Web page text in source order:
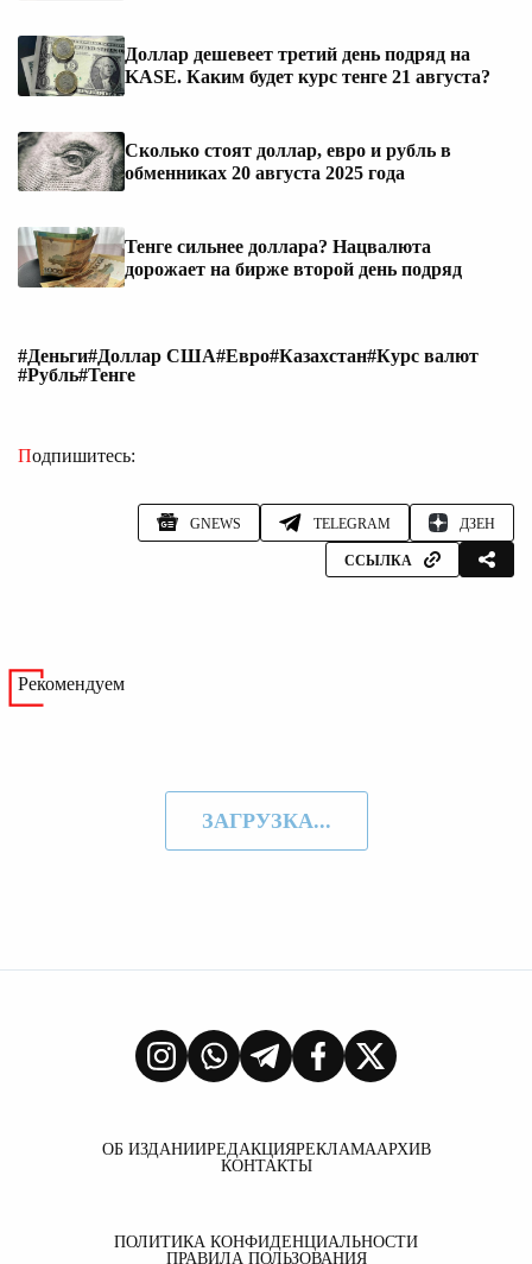
Доллар дешевеет третий день подряд на
KASE. Каким будет курс тенге 21 августа?
Сколько стоят доллар, евро и рубль в
обменниках 20 августа 2025 года
Тенге сильнее доллара? Нацвалюта
дорожает на бирже второй день подряд
#Деньги#Доллар США#Евро#Казахстан#Курс валют
#Рубль#Тенге
Подпишитесь:
GNEWS TELEGRAM ДЗЕН
ССЫЛКА
Рекомендуем
ЗАГРУЗКА...
ОБ ИЗДАНИИРЕДАКЦИЯРЕКЛАМААРХИВ
КОНТАКТЫ
ПОЛИТИКА КОНФИДЕНЦИАЛЬНОСТИ
ПРАВИЛА ПОЛЬЗОВАНИЯ